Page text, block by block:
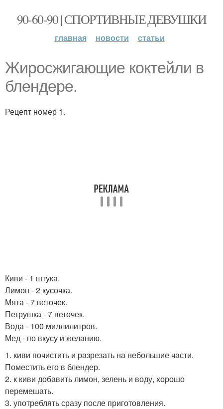
90-60-90 | СПОРТИВНЫЕ ДЕВУШКИ
главная новости статьи
Жиросжигающие коктейли в
блендере.
Рецепт номер 1.
Киви - 1 штука.
Лимон - 2 кусочка.
Мята - 7 веточек.
Петрушка - 7 веточек.
Вода - 100 миллилитров.
Мед - по вкусу и желанию.
1. киви почистить и разрезать на небольшие части.
Поместить его в блендер.
2. к киви добавить лимон, зелень и воду, хорошо
перемешать.
3. употреблять сразу после приготовления.